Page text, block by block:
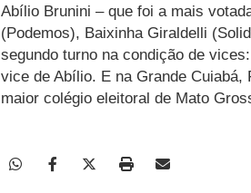
Abílio Brunini – que foi a mais
(Podemos), Baixinha Giraldelli
segundo turno na condição de
vice de Abílio. E na Grande
maior colégio eleitoral de Mato